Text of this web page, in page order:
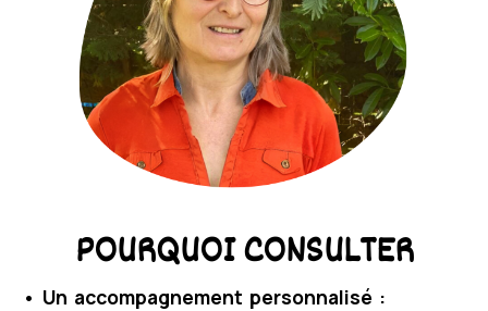
POURQUOI CONSULTER
• Un accompagnement personnalisé :